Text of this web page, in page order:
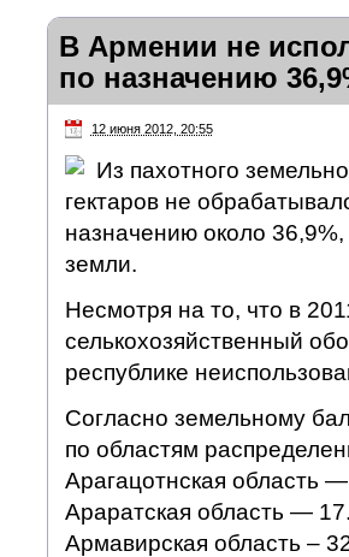
В Армении не
по назначению
12 июня 2012, 20:55
Из пахотного
гектаров не
назначению около
земли.
Несмотря на то, что в
селькохозяйственный
республике
Согласно земельному
по областям
Арагацотнская область
Араратская область —
Армавирская область –